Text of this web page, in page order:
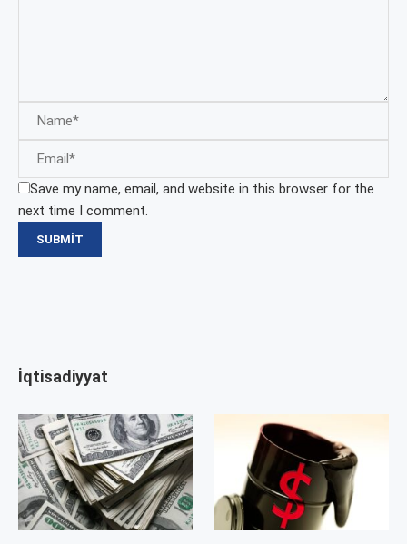
Save my name, email, and website in this browser for the
next time I comment.
İqtisadiyyat